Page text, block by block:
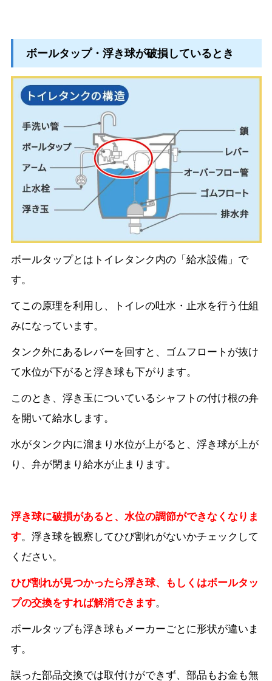
ボールタップ・浮き球が破損しているとき
ボールタップとはトイレタンク内の「給水設備」で
す。
てこの原理を利用し、トイレの吐水・止水を行う仕組
みになっています。
タンク外にあるレバーを回すと、ゴムフロートが抜け
て水位が下がると浮き球も下がります。
このとき、浮き玉についているシャフトの付け根の弁
を開いて給水します。
水がタンク内に溜まり水位が上がると、浮き球が上が
り、 弁が閉まり給水が止まります。
浮き球に破損があると、水位の調節ができなくなりま
す。 浮き球を観察してひび割れがないかチェックして
ください。
ひび割れが見つかったら浮き球、もしくはボールタッ
プの交換をすれば解消できます。
ボールタップも浮き球もメーカーごとに形状が違いま
す。
誤った部品交換では取付けができず、部品もお金も無